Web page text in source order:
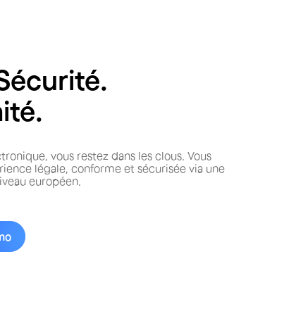
vous restez dans les clous. Vous
légale, conforme et sécurisée via une
européen.